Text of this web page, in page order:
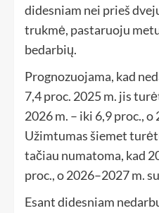
didesniam nei prieš
trukmė, pastaruoju
bedarbių.
Prognozuojama, kad
7,4 proc. 2025 m. jis
2026 m. – iki 6,9 proc., o
Užimtumas šiemet
tačiau numatoma, kad
proc., o 2026–2027 m.
Esant didesniam